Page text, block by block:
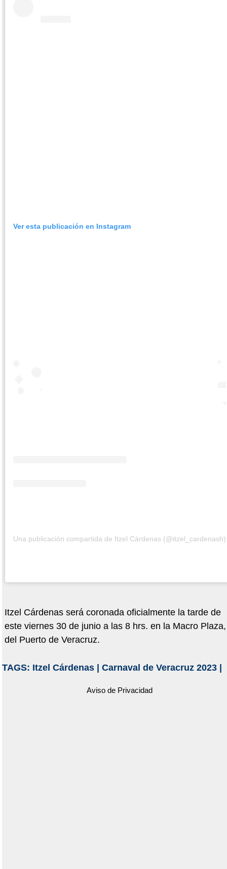
Ver esta publicación en Instagram
Una publicación compartida de Itzel Cárdenas (@itzel_cardenash)
Itzel Cárdenas será coronada oficialmente la tarde de
este viernes 30 de junio a las 8 hrs. en la Macro Plaza,
del Puerto de Veracruz.
TAGS: Itzel Cárdenas| Carnaval de Veracruz 2023|
Aviso de Privacidad